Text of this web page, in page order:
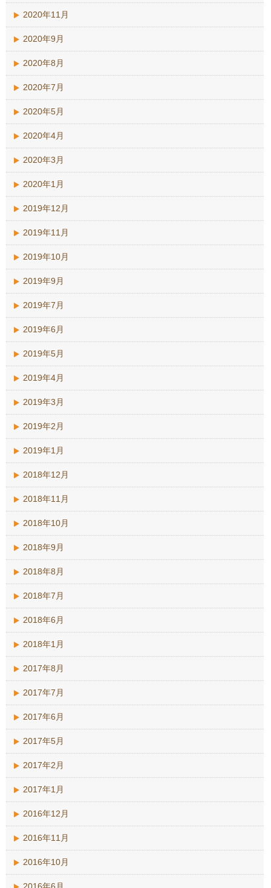
2020年11月
2020年9月
2020年8月
2020年7月
2020年5月
2020年4月
2020年3月
2020年1月
2019年12月
2019年11月
2019年10月
2019年9月
2019年7月
2019年6月
2019年5月
2019年4月
2019年3月
2019年2月
2019年1月
2018年12月
2018年11月
2018年10月
2018年9月
2018年8月
2018年7月
2018年6月
2018年1月
2017年8月
2017年7月
2017年6月
2017年5月
2017年2月
2017年1月
2016年12月
2016年11月
2016年10月
2016年6月